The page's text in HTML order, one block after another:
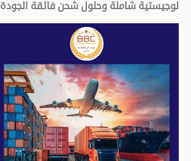
لوجيستية شاملة وحلول شحن فائقة الجودة